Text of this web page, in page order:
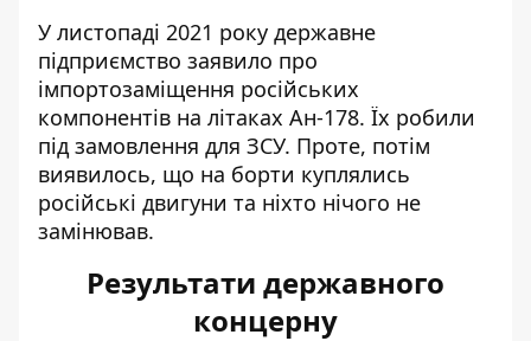
У листопаді 2021 року державне
підприємство заявило про
імпортозаміщення російських
компонентів на літаках Ан-178. Їх робили
під замовлення для ЗСУ. Проте, потім
виявилось, що на борти куплялись
російські двигуни та ніхто нічого не
замінював.
Результати державного
концерну